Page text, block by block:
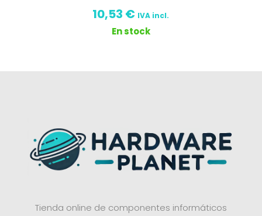
10,53 € IVA incl.
En stock
Tienda online de componentes informáticos